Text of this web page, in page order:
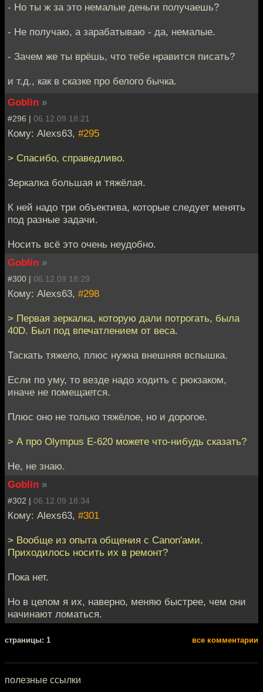
- Но ты ж за это немалые деньги получаешь?
- Не получаю, а зарабатываю - да, немалые.
- Зачем же ты врёшь, что тебе нравится писать?
и т.д., как в сказке про белого бычка.
Goblin »
#296 | 06.12.09 18:21
Кому: Alexs63, #295
> Спасибо, справедливо.
Зеркалка большая и тяжёлая.
К ней надо три объектива, которые следует менять
под разные задачи.
Носить всё это очень неудобно.
Goblin »
#300 | 06.12.09 18:29
Кому: Alexs63, #298
> Первая зеркалка, которую дали потрогать, была
40D. Был под впечатлением от веса.
Таскать тяжело, плюс нужна внешняя вспышка.
Если по уму, то везде надо ходить с рюкзаком,
иначе не помещается.
Плюс оно не только тяжёлое, но и дорогое.
> А про Olympus E-620 можете что-нибудь сказать?
Не, не знаю.
Goblin »
#302 | 06.12.09 18:34
Кому: Alexs63, #301
> Вообще из опыта общения с Canon'ами.
Приходилось носить их в ремонт?
Пока нет.
Но в целом я их, наверно, меняю быстрее, чем они
начинают ломаться.
cтраницы: 1 все комментарии
полезные ссылки